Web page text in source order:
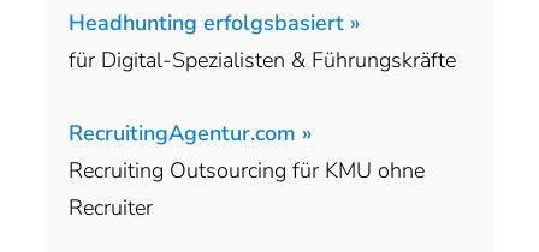
Headhunting erfolgsbasiert »
für Digital-Spezialisten & Führungskräfte
RecruitingAgentur.com »
Recruiting Outsourcing für KMU ohne
Recruiter